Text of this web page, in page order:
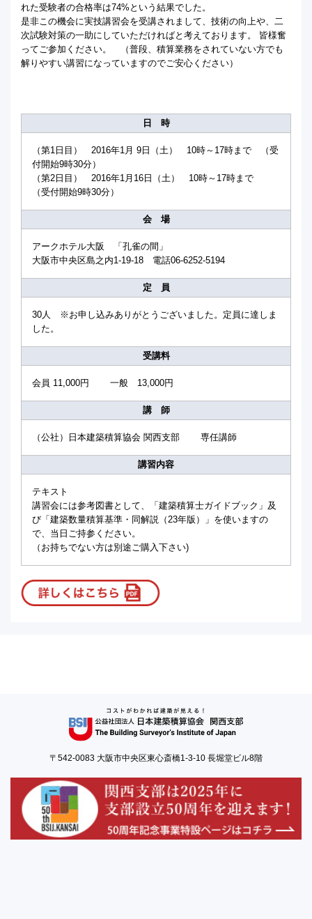
れた受験者の合格率は74%という結果でした。
是非この機会に実技講習会を受講されまして、技術の向上や、二
次試験対策の一助にしていただければと考えております。 皆様奮
ってご参加ください。 （普段、積算業務をされていない方でも
解りやすい講習になっていますのでご安心ください）
日 時
（第1日目） 2016年1月 9日（土） 10時～17時まで （受
付開始9時30分）
（第2日目） 2016年1月16日（土） 10時～17時まで
（受付開始9時30分）
会 場
アークホテル大阪 「孔雀の間」
大阪市中央区島之内1-19-18 電話06-6252-5194
定 員
30人 ※お申し込みありがとうございました。定員に達しま
した。
受講料
会員 11,000円 一般 13,000円
講 師
（公社）日本建築積算協会 関西支部 専任講師
講習内容
テキスト
講習会には参考図書として、「建築積算士ガイドブック」及
び「建築数量積算基準・同解説（23年版）」を使いますの
で、当日ご持参ください。
（お持ちでない方は別途ご購入下さい)
〒542-0083 大阪市中央区東心斎橋1-3-10 長堀堂ビル8階